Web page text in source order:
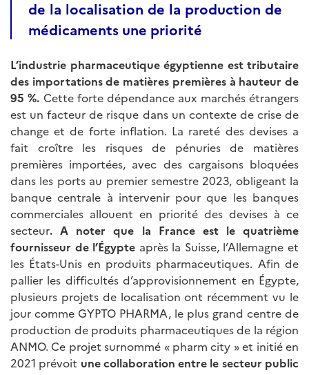
de la localisation de la production de
médicaments une priorité
L’industrie pharmaceutique égyptienne est tributaire
des importations de matières premières à hauteur de
95 %. Cette forte dépendance aux marchés étrangers
est un facteur de risque dans un contexte de crise de
change et de forte inflation. La rareté des devises a
fait croître les risques de pénuries de matières
premières importées, avec des cargaisons bloquées
dans les ports au premier semestre 2023, obligeant la
banque centrale à intervenir pour que les banques
commerciales allouent en priorité des devises à ce
secteur. A noter que la France est le quatrième
fournisseur de l’Égypte après la Suisse, l’Allemagne et
les États-Unis en produits pharmaceutiques. Afin de
pallier les difficultés d’approvisionnement en Égypte,
plusieurs projets de localisation ont récemment vu le
jour comme GYPTO PHARMA, le plus grand centre de
production de produits pharmaceutiques de la région
ANMO. Ce projet surnommé « pharm city » et initié en
2021 prévoit une collaboration entre le secteur public